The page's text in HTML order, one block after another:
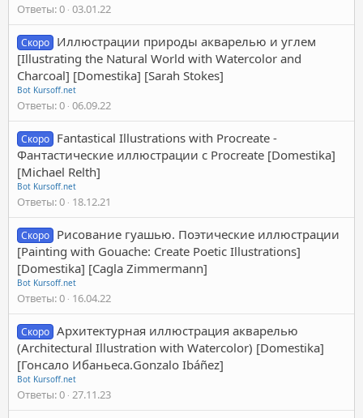
Ответы 0 03.01.22
Скоро Иллюстрации природы акварелью и углем
[Illustrating the Natural World with Watercolor and
Charcoal] [Domestika] [Sarah Stokes]
Bot Kursoff.net
Ответы 0 06.09.22
Скоро Fantastical Illustrations with Procreate -
Фантастические иллюстрации с Procreate [Domestika]
[Michael Relth]
Bot Kursoff.net
Ответы 0 18.12.21
Скоро Рисование гуашью. Поэтические иллюстрации
[Painting with Gouache: Create Poetic Illustrations]
[Domestika] [Cagla Zimmermann]
Bot Kursoff.net
Ответы 0 16.04.22
Скоро Архитектурная иллюстрация акварелью
(Architectural Illustration with Watercolor) [Domestika]
[Гонсало Ибаньеса.Gonzalo Ibáñez]
Bot Kursoff.net
Ответы 0 27.11.23